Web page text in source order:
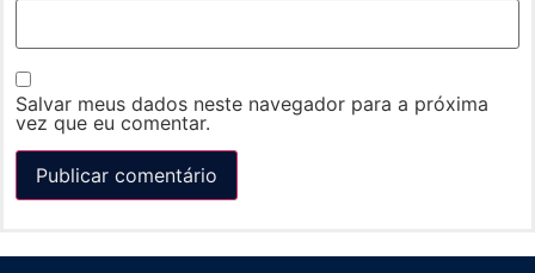
Salvar meus dados neste navegador para a próxima
vez que eu comentar.